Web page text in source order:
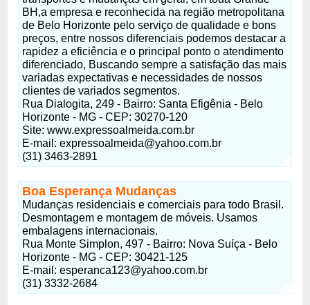
BH,a empresa e reconhecida na região metropolitana
de Belo Horizonte pelo serviço de qualidade e bons
preços, entre nossos diferenciais podemos destacar a
rapidez a eficiência e o principal ponto o atendimento
diferenciado, Buscando sempre a satisfação das mais
variadas expectativas e necessidades de nossos
clientes de variados segmentos.
Rua Dialogita, 249 - Bairro: Santa Efigênia - Belo
Horizonte - MG - CEP: 30270-120
Site: www.expressoalmeida.com.br
E-mail:expressoalmeida@yahoo.com.br
(31) 3463-2891
Boa Esperança Mudanças
Mudanças residenciais e comerciais para todo Brasil.
Desmontagem e montagem de móveis. Usamos
embalagens internacionais.
Rua Monte Simplon, 497 - Bairro: Nova Suíça - Belo
Horizonte - MG - CEP: 30421-125
E-mail:esperanca123@yahoo.com.br
(31) 3332-2684